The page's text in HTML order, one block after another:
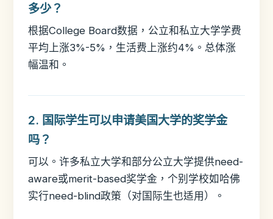
多少？
根据College Board数据，公立和私立大学学费
平均上涨3%-5%，生活费上涨约4%。总体涨
幅温和。
2. 国际学生可以申请美国大学的奖学金
吗？
可以。许多私立大学和部分公立大学提供need-
aware或merit-based奖学金，个别学校如哈佛
实行need-blind政策（对国际生也适用）。